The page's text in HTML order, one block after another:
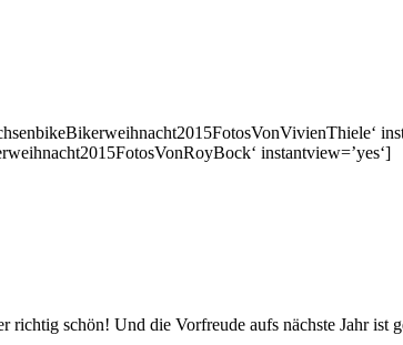
instantview=’yes‘]
schön! Und die Vorfreude aufs nächste Jahr